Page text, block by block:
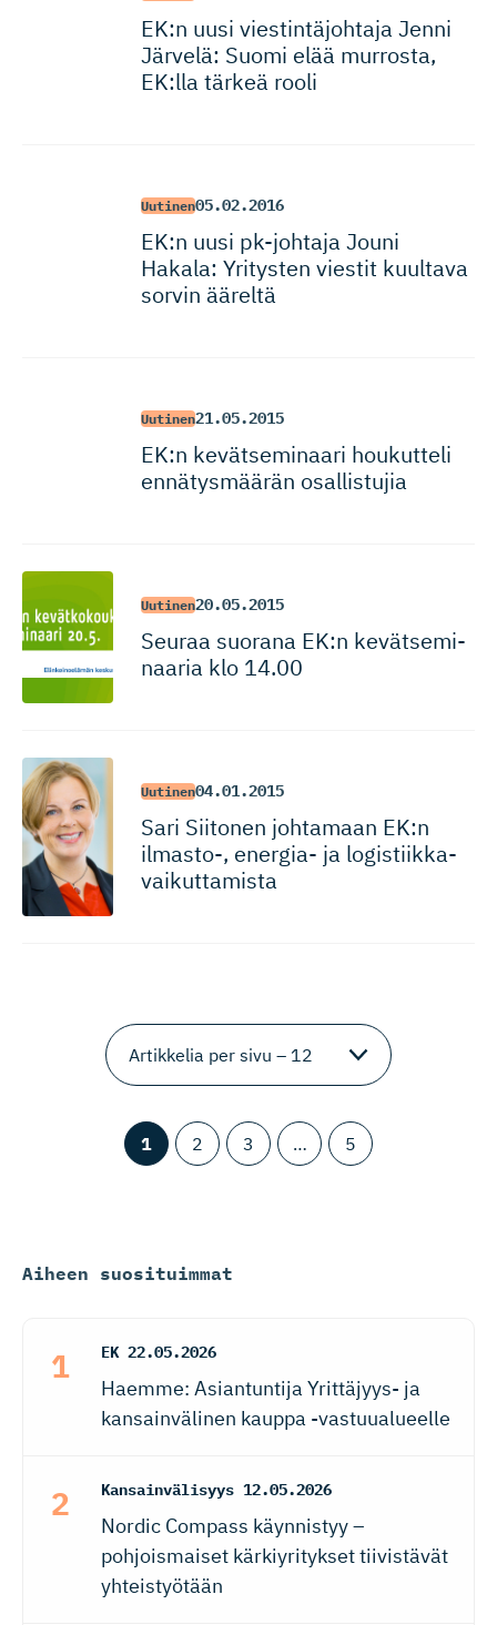
EK:n uusi viestintä­johtaja Jenni
Järvelä: Suomi elää murrosta,
EK:lla tärkeä rooli
Uutinen05.02.2016
EK:n uusi pk-johtaja Jouni
Hakala: Yritysten viestit kuultava
sorvin ääreltä
Uutinen21.05.2015
EK:n kevätseminaari houkutteli
ennätysmäärän osallistujia
Uutinen20.05.2015
Seuraa suorana EK:n kevätsemi­
naaria klo 14.00
Uutinen04.01.2015
Sari Siitonen johtamaan EK:n
ilmasto-, energia- ja logistiik­ka­
vai­kut­tamista
1 2 3 … 5
Aiheen suosituimmat
EK 22.05.2026
Haemme: Asiantuntija Yrittäjyys- ja
kansainvälinen kauppa -vastuualueelle
Kansainvälisyys 12.05.2026
Nordic Compass käynnistyy –
pohjoismaiset kärkiyritykset tiivistävät
yhteistyötään